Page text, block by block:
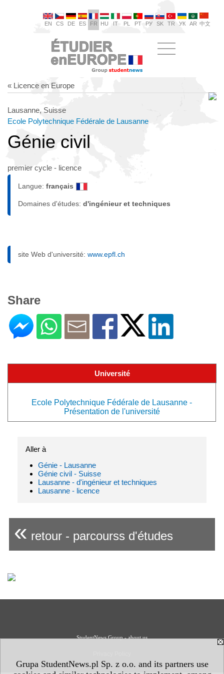
Grupa StudentNews.pl Sp. z o.o. and its partners use
EN CS DE ES FR HU IT PL PT РУ SK TR УК AR 中文
« Licence en Europe
Lausanne, Suisse
Ecole Polytechnique Fédérale de Lausanne
Génie civil
premier cycle - licence
Langue: français
Domaines d'études: d'ingénieur et techniques
site Web d'université: www.epfl.ch
Share
Université
Ecole Polytechnique Fédérale de Lausanne -
Présentation de l'université
Aller à
Génie - Lausanne
Génie civil - Suisse
Lausanne - d'ingénieur et techniques
Lausanne - licence
« retour - parcourss d'études
StudentNews Group - about us